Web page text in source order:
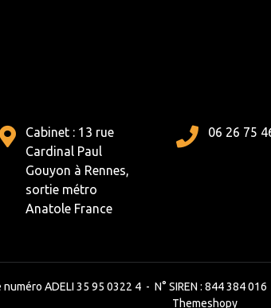
Cabinet : 13 rue
Cardinal Paul
Gouyon à Rennes,
sortie métro
Anatole France
06 26 75
ADELI 35 95 0322 4 - N° SIREN : 844 384
Themeshopy